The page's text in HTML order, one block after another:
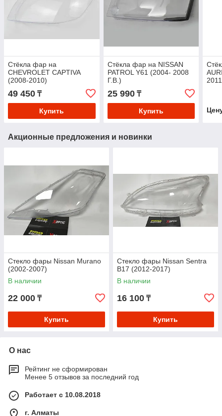
Стёкла фар на
CHEVROLET CAPTIVA
(2008-2010)
49 450 ₸
Купить
Стёкла фар на NISSAN
PATROL Y61 (2004- 2008
Г.В.)
25 990₸
Купить
Акционные предложения и новинки
Стекло фары Nissan Murano
(2002-2007)
В наличии
22 000 ₸
Купить
Стекло фары Nissan Sentra
B17 (2012-2017)
В наличии
16 100 ₸
Купить
О нас
Рейтинг не сформирован
Менее 5 отзывов за последний год
Работает с 10.08.2018
г. Алматы